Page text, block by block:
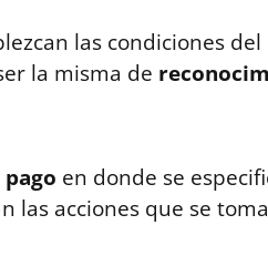
las condiciones
la misma de
en donde se
las acciones que se